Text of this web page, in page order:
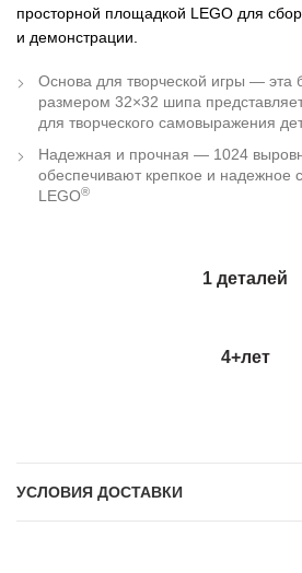
просторной площадкой LEGO для
и демонстрации.
Основа для творческой игры — эта
размером 32×32 шипа
для творческого самовыражения
Надежная и прочная — 1024
обеспечивают крепкое и надежное
LEGO®
1 деталей
4+лет
УСЛОВИЯ ДОСТАВКИ